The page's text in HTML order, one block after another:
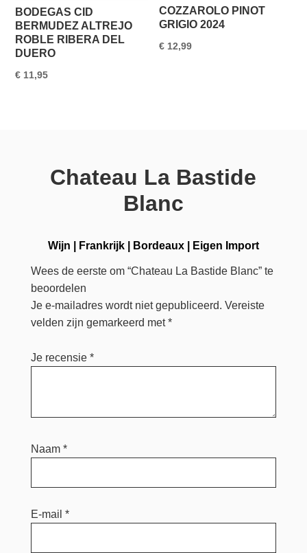
BODEGAS CID
BERMUDEZ ALTREJO
ROBLE RIBERA DEL
DUERO
€ 11,95
COZZAROLO PINOT
GRIGIO 2024
€ 12,99
Chateau La Bastide
Blanc
Wijn Frankrijk| Bordeaux| Eigen Import
Wees de eerste om “Chateau La Bastide Blanc” te
beoordelen
Je e-mailadres wordt niet gepubliceerd. Vereiste
velden zijn gemarkeerd met*
Je recensie *
Naam *
E-mail *